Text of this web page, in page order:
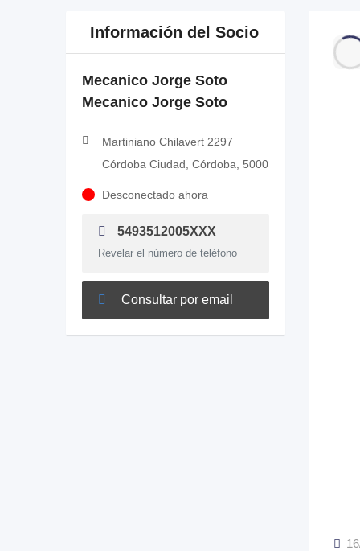
Información del Socio
Mecanico Jorge Soto
Mecanico Jorge Soto
Martiniano Chilavert 2297
Córdoba Ciudad, Córdoba, 5000
Desconectado ahora
5493512005XXX
Revelar el número de teléfono
Consultar por email